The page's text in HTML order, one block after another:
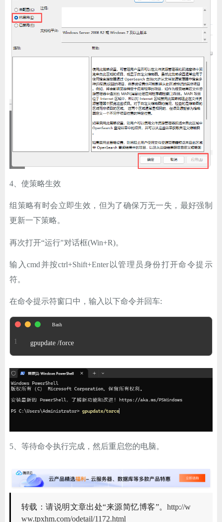
4、使策略生效
组策略有时会立即生效，但为了确保万无一失，最好强制
更新一下策略。
再次打开“运行"对话框(Win+R)。
输入cmd并按ctrl+Shift+Enter以管理员身份打开命令提示
符。
在命令提示符窗口中，输入以下命令并回车:
gpupdate /force
5、等待命令执行完成，然后重启您的电脑。
转载：请说明文章出处“来源简忆博客”。http://w
ww.tpxhm.com/odetail/1172.html